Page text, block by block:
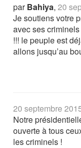
parBahiya,20
Je soutiens votre
avec ses
!!! le peuple est
allons jusqu’au
20 septembre
Notre
ouverte à tous
les criminels !